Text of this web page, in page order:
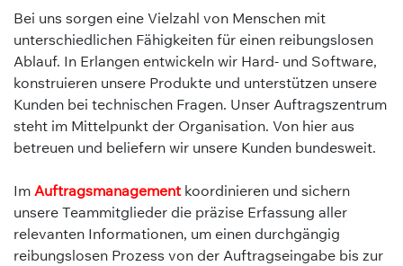
Bei uns sorgen eine Vielzahl von Menschen mit
unterschiedlichen Fähigkeiten für einen reibungslosen
Ablauf. In Erlangen entwickeln wir Hard- und Software,
konstruieren unsere Produkte und unterstützen unsere
Kunden bei technischen Fragen. Unser Auftragszentrum
steht im Mittelpunkt der Organisation. Von hier aus
betreuen und beliefern wir unsere Kunden bundesweit.
Im Auftragsmanagement koordinieren und sichern
unsere Teammitglieder die präzise Erfassung aller
relevanten Informationen, um einen durchgängig
reibungslosen Prozess von der Auftragseingabe bis zur